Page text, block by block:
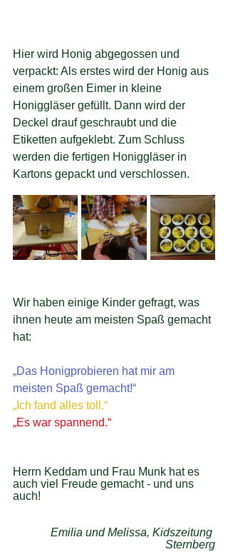
Hier wird Honig abgegossen und
verpackt: Als erstes wird der Honig aus
einem großen Eimer in kleine
Honiggläser gefüllt. Dann wird der
Deckel drauf geschraubt und die
Etiketten aufgeklebt. Zum Schluss
werden die fertigen Honiggläser in
Kartons gepackt und verschlossen.
Wir haben einige Kinder gefragt, was
ihnen heute am meisten Spaß gemacht
hat:
„Das Honigprobieren hat mir am
meisten Spaß gemacht!“
„Ich fand alles toll.“
„Es war spannend.“
Herrn Keddam und Frau Munk hat es
auch viel Freude gemacht - und uns
auch!
Emilia und Melissa, Kidszeitung
Sternberg